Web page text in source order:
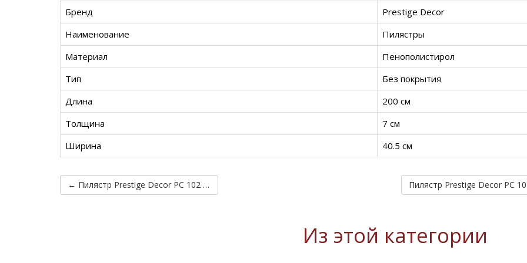
Бренд
Prestige Decor
Наименование
Пилястры
Материал
Пенополистирол
Тип
Без покрытия
Длина
200 см
Толщина
7 см
Ширина
40.5 см
← Пилястр Prestige Decor PC 102 тело без покрытия (2.00м)
Из этой категории